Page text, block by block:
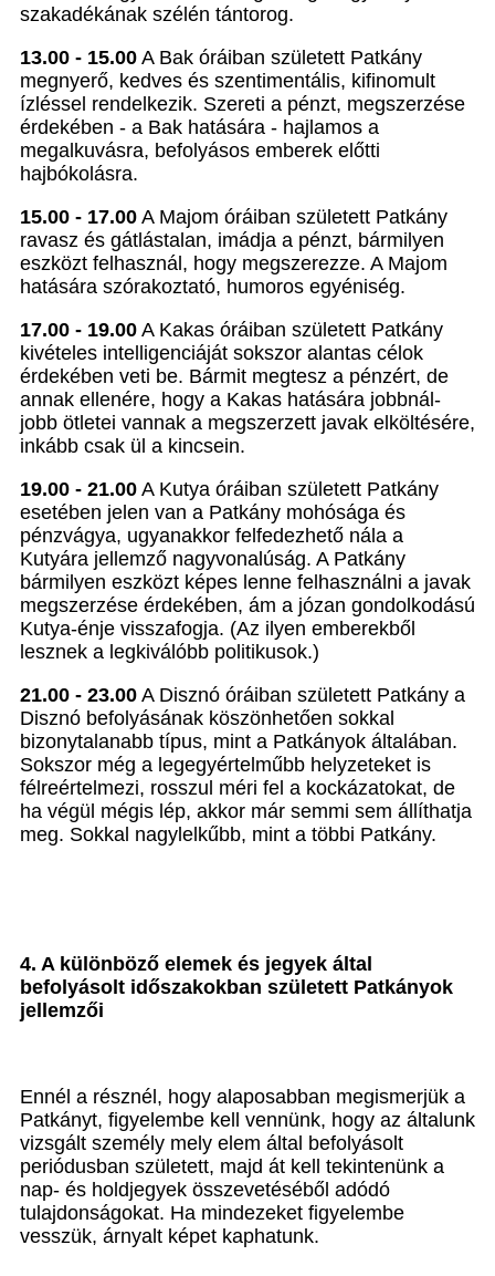
szakadékának szélén tántorog.
13.00 - 15.00 A Bak óráiban született Patkány
megnyerő, kedves és szentimentális, kifinomult
ízléssel rendelkezik. Szereti a pénzt, megszerzése
érdekében - a Bak hatására - hajlamos a
megalkuvásra, befolyásos emberek előtti
hajbókolásra.
15.00 - 17.00 A Majom óráiban született Patkány
ravasz és gátlástalan, imádja a pénzt, bármilyen
eszközt felhasznál, hogy megszerezze. A Majom
hatására szórakoztató, humoros egyéniség.
17.00 - 19.00 A Kakas óráiban született Patkány
kivételes intelligenciáját sokszor alantas célok
érdekében veti be. Bármit megtesz a pénzért, de
annak ellenére, hogy a Kakas hatására jobbnál-
jobb ötletei vannak a megszerzett javak elköltésére,
inkább csak ül a kincsein.
19.00 - 21.00 A Kutya óráiban született Patkány
esetében jelen van a Patkány mohósága és
pénzvágya, ugyanakkor felfedezhető nála a
Kutyára jellemző nagyvonalúság. A Patkány
bármilyen eszközt képes lenne felhasználni a javak
megszerzése érdekében, ám a józan gondolkodású
Kutya-énje visszafogja. (Az ilyen emberekből
lesznek a legkiválóbb politikusok.)
21.00 - 23.00 A Disznó óráiban született Patkány a
Disznó befolyásának köszönhetően sokkal
bizonytalanabb típus, mint a Patkányok általában.
Sokszor még a legegyértelműbb helyzeteket is
félreértelmezi, rosszul méri fel a kockázatokat, de
ha végül mégis lép, akkor már semmi sem állíthatja
meg. Sokkal nagylelkűbb, mint a többi Patkány.
4. A különböző elemek és jegyek által
befolyásolt időszakokban született Patkányok
jellemzői
Ennél a résznél, hogy alaposabban megismerjük a
Patkányt, figyelembe kell vennünk, hogy az általunk
vizsgált személy mely elem által befolyásolt
periódusban született, majd át kell tekintenünk a
nap- és holdjegyek összevetéséből adódó
tulajdonságokat. Ha mindezeket figyelembe
vesszük, árnyalt képet kaphatunk.